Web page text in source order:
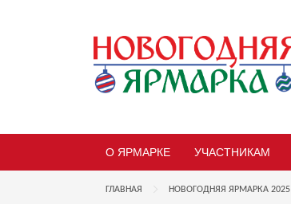
О ЯРМАРКЕ УЧАСТНИКАМ
ГЛАВНАЯ НОВОГОДНЯЯ ЯРМАРКА 2025